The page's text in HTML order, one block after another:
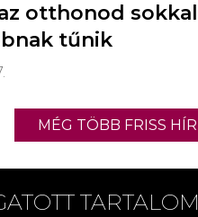
otthonod sokkal
tűnik
MÉG TÖBB FRISS HÍR
TARTALOM